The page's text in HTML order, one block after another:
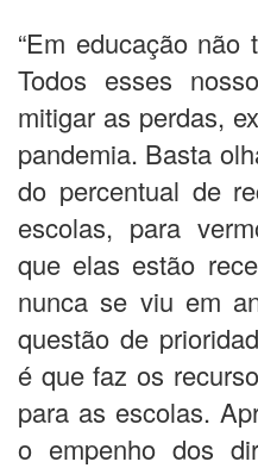
“Em educação não
Todos esses
mitigar as perdas,
pandemia. Basta
do percentual de
escolas, para
que elas estão
nunca se viu em
questão de
é que faz os
para as escolas.
o empenho dos